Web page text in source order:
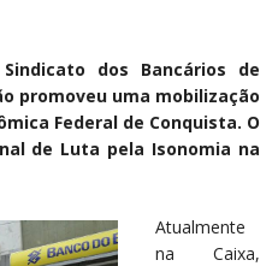
dos Bancários de
promoveu uma mobilização
Federal de Conquista. O
de Luta pela Isonomia na
Atualmente
na Caixa,